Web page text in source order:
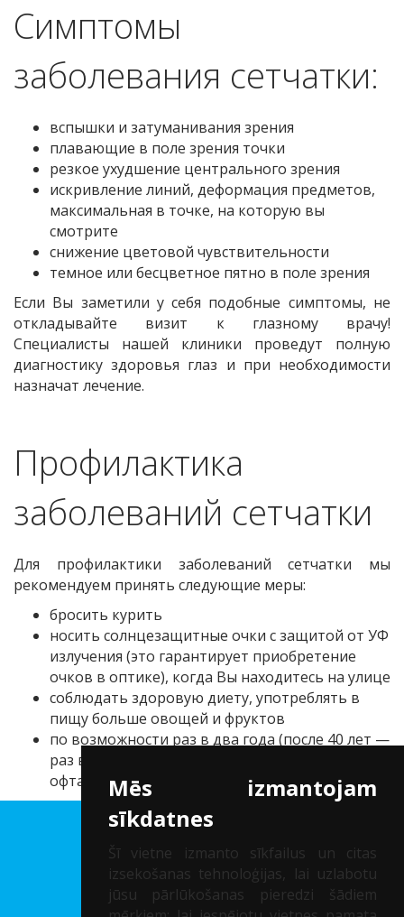
Mēs izmantojam
sīkdatnes
Šī vietne izmanto sīkfailus un citas
izsekošanas tehnoloģijas, lai uzlabotu
jūsu pārlūkošanas pieredzi šādiem
Симптомы
заболевания сетчатки:
вспышки и затуманивания зрения
плавающие в поле зрения точки
резкое ухудшение центрального зрения
искривление линий, деформация предметов,
максимальная в точке, на которую вы
смотрите
снижение цветовой чувствительности
темное или бесцветное пятно в поле зрения
Если Вы заметили у себя подобные симптомы, не
откладывайте визит к глазному врачу!
Специалисты нашей клиники проведут полную
диагностику здоровья глаз и при необходимости
назначат лечение.
Профилактика
заболеваний сетчатки
Для профилактики заболеваний сетчатки мы
рекомендуем принять следующие меры:
бросить курить
носить солнцезащитные очки с защитой от УФ
излучения (это гарантирует приобретение
очков в оптике), когда Вы находитесь на улице
соблюдать здоровую диету, употреблять в
пищу больше овощей и фруктов
по возможности раз в два года (после 40 лет —
раз в год) проходить обследование у
офтальмолога.
Клиника др. Соломатина
Рег. нр.: 40002041747